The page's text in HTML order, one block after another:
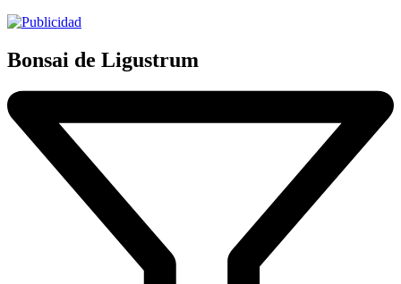
Bonsai de Ligustrum